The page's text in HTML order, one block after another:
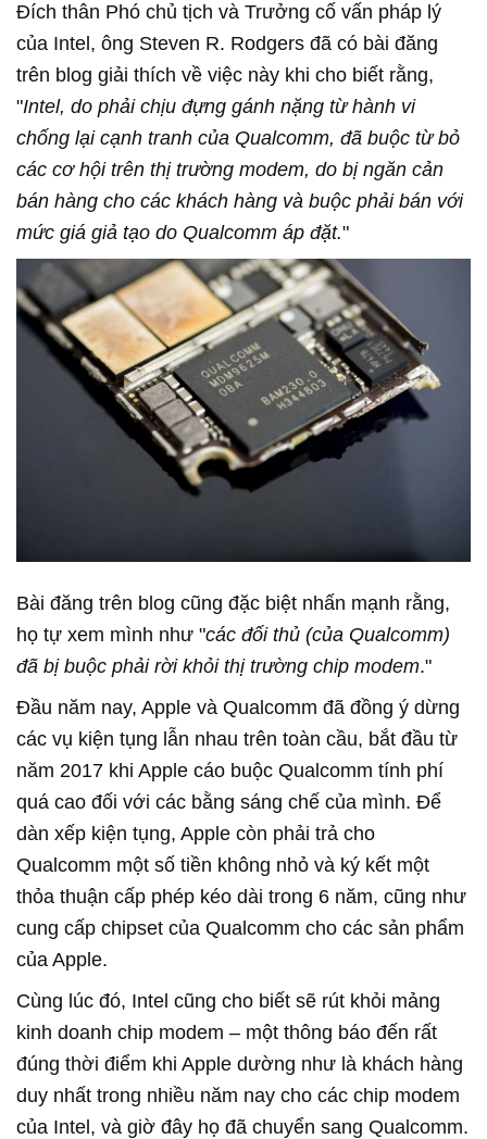
Đích thân Phó chủ tịch và Trưởng cố vấn pháp lý
của Intel, ông Steven R. Rodgers đã có bài đăng
trên blog giải thích về việc này khi cho biết rằng,
"Intel, do phải chịu đựng gánh nặng từ hành vi
chống lại cạnh tranh của Qualcomm, đã buộc từ bỏ
các cơ hội trên thị trường modem, do bị ngăn cản
bán hàng cho các khách hàng và buộc phải bán với
mức giá giả tạo do Qualcomm áp đặt."
Bài đăng trên blog cũng đặc biệt nhấn mạnh rằng,
họ tự xem mình như "các đối thủ (của Qualcomm)
đã bị buộc phải rời khỏi thị trường chip modem."
Đầu năm nay, Apple và Qualcomm đã đồng ý dừng
các vụ kiện tụng lẫn nhau trên toàn cầu, bắt đầu từ
năm 2017 khi Apple cáo buộc Qualcomm tính phí
quá cao đối với các bằng sáng chế của mình. Để
dàn xếp kiện tụng, Apple còn phải trả cho
Qualcomm một số tiền không nhỏ và ký kết một
thỏa thuận cấp phép kéo dài trong 6 năm, cũng như
cung cấp chipset của Qualcomm cho các sản phẩm
của Apple.
Cùng lúc đó, Intel cũng cho biết sẽ rút khỏi mảng
kinh doanh chip modem – một thông báo đến rất
đúng thời điểm khi Apple dường như là khách hàng
duy nhất trong nhiều năm nay cho các chip modem
của Intel, và giờ đây họ đã chuyển sang Qualcomm.